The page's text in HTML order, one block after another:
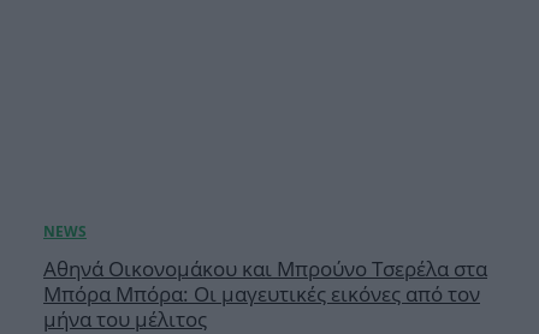
Αθηνά Οικονομάκου και Μπρούνο Τσερέλα στα
Μπόρα Μπόρα: Οι μαγευτικές εικόνες από τον
μήνα του μέλιτος